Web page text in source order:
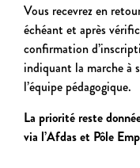
Vous recevrez en
échéant et après
confirmation
indiquant la marche à
l’équipe pédagogique.
La priorité reste
via l’Afdas et Pôle